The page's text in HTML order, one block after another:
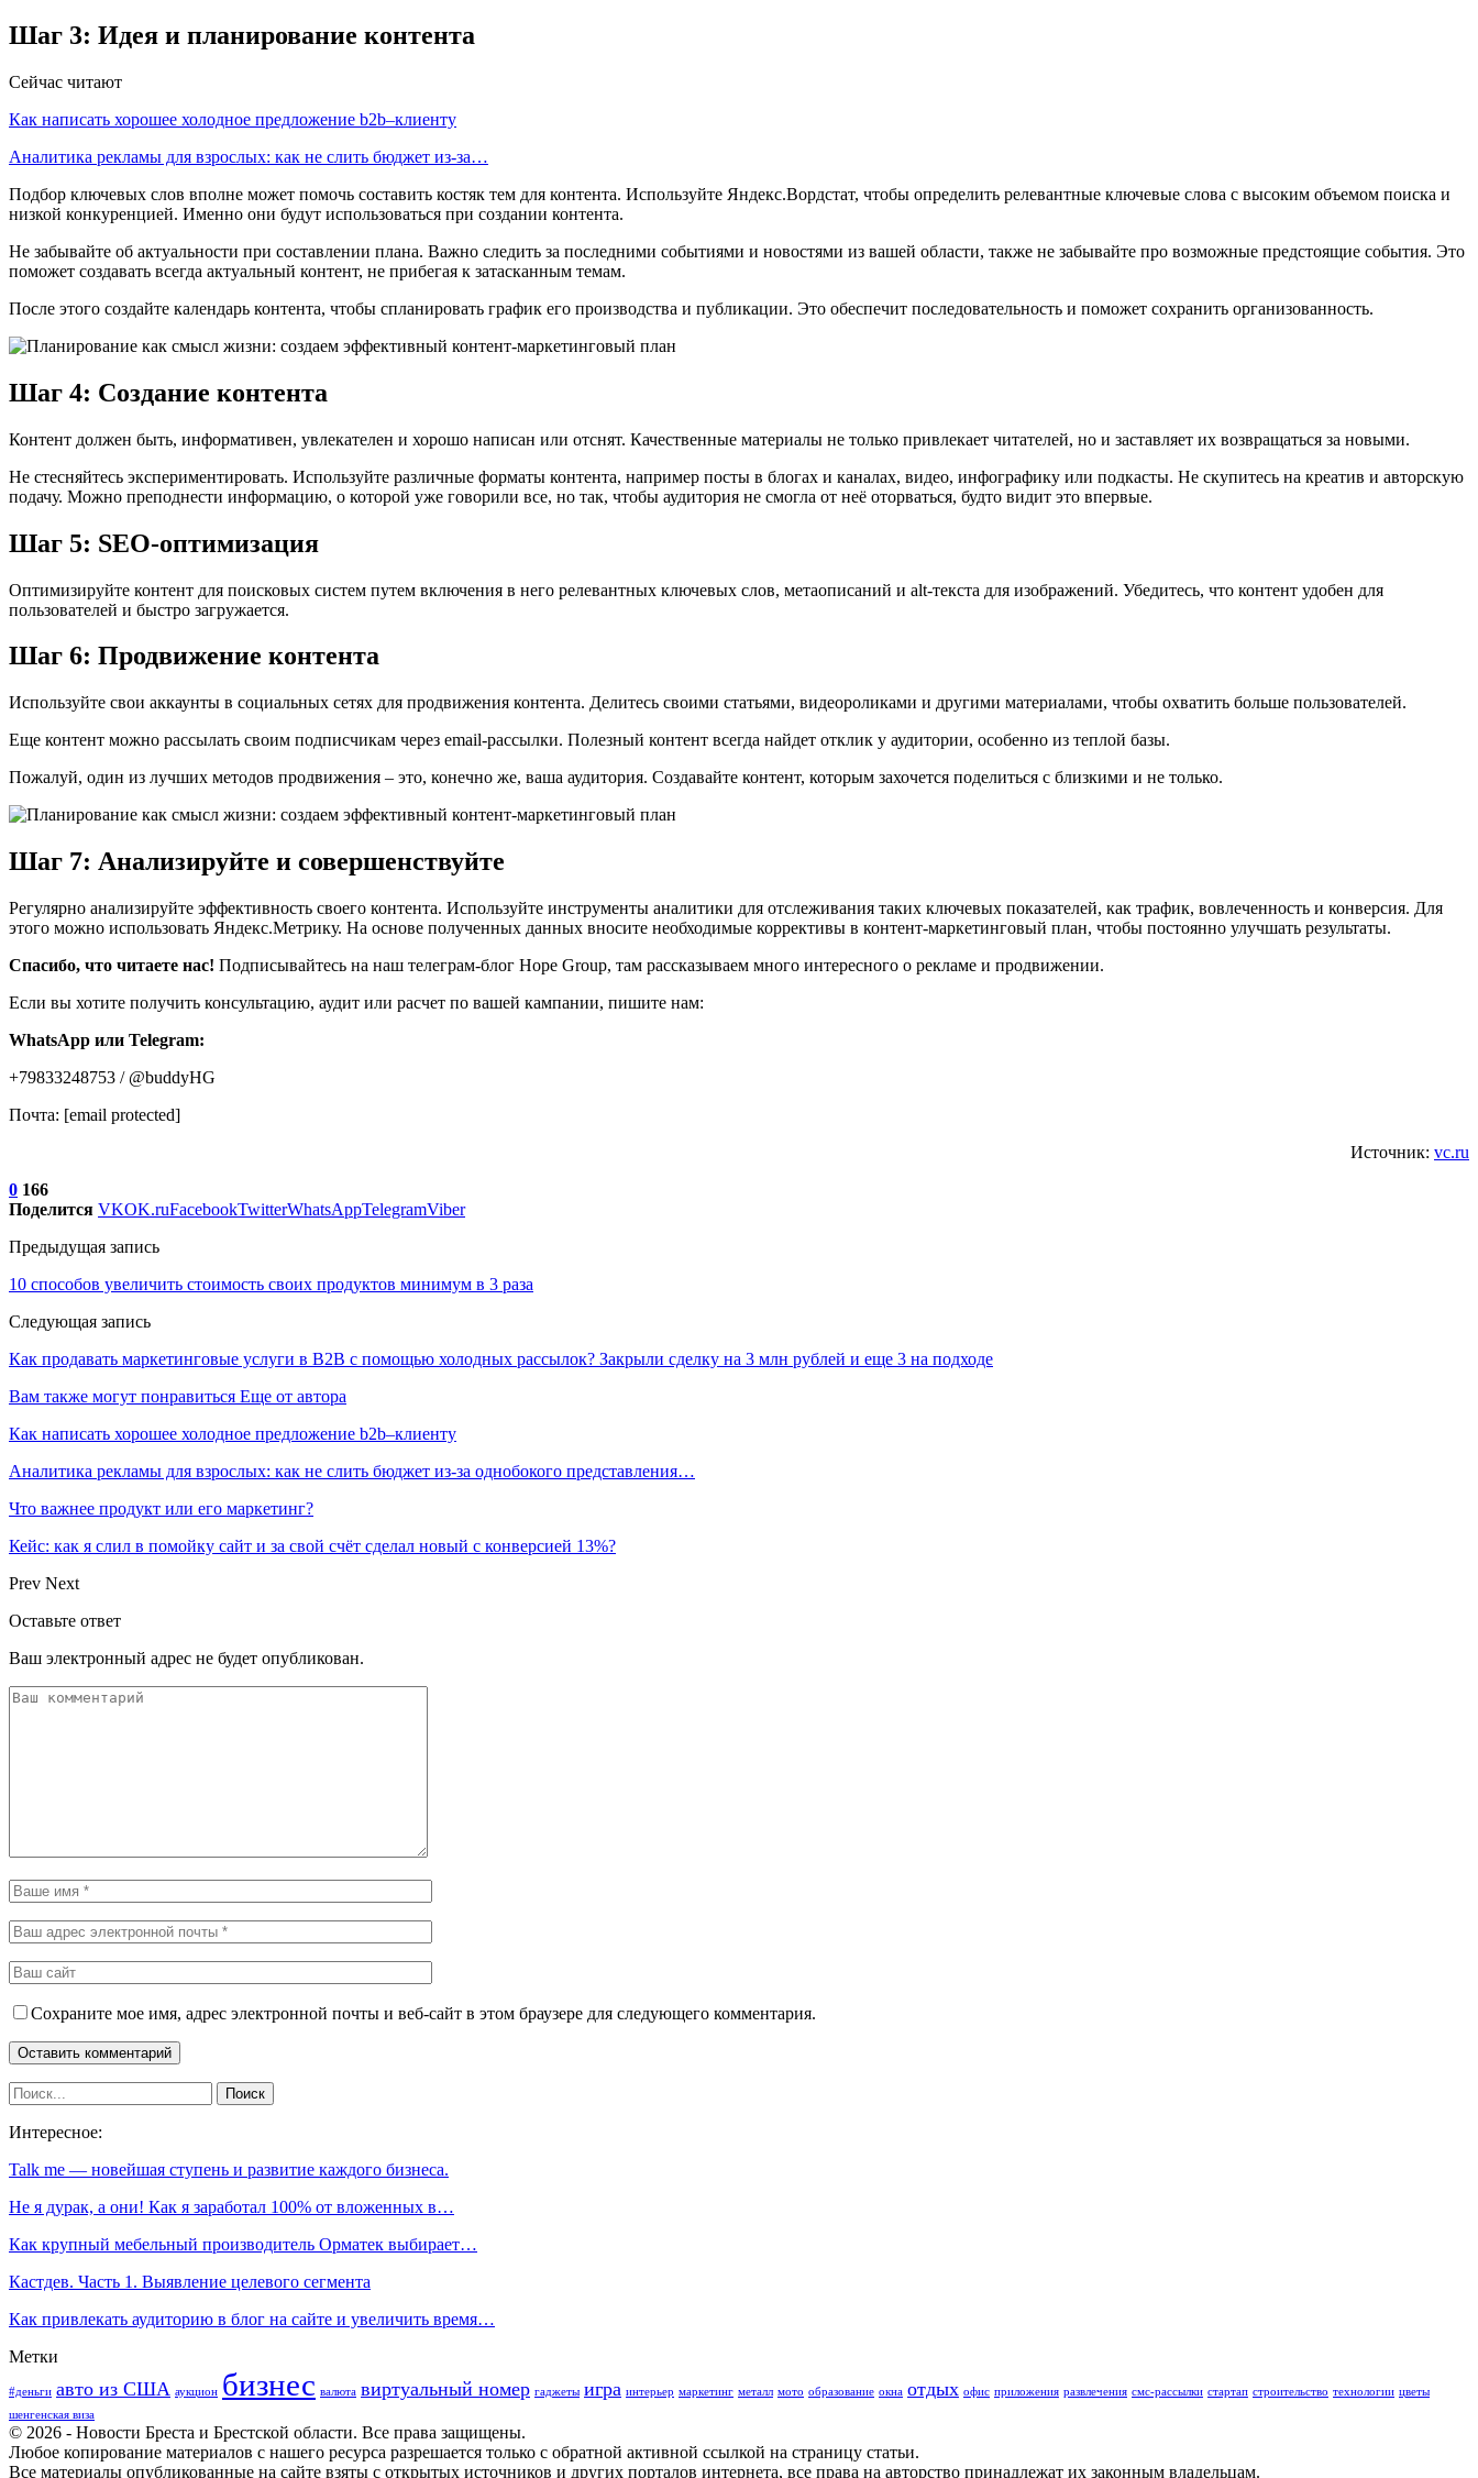
Шаг 3: Идея и планирование контента
Сейчас читают
Как написать хорошее холодное предложение b2b–клиенту
Аналитика рекламы для взрослых: как не слить бюджет из-за…
Подбор ключевых слов вполне может помочь составить костяк тем для контента. Используйте Яндекс.Вордстат, чтобы определить релевантные ключевые слова с высоким объемом поиска и
низкой конкуренцией. Именно они будут использоваться при создании контента.
Не забывайте об актуальности при составлении плана. Важно следить за последними событиями и новостями из вашей области, также не забывайте про возможные предстоящие события. Это
поможет создавать всегда актуальный контент, не прибегая к затасканным темам.
После этого создайте календарь контента, чтобы спланировать график его производства и публикации. Это обеспечит последовательность и поможет сохранить организованность.
Шаг 4: Создание контента
Контент должен быть, информативен, увлекателен и хорошо написан или отснят. Качественные материалы не только привлекает читателей, но и заставляет их возвращаться за новыми.
Не стесняйтесь экспериментировать. Используйте различные форматы контента, например посты в блогах и каналах, видео, инфографику или подкасты. Не скупитесь на креатив и авторскую
подачу. Можно преподнести информацию, о которой уже говорили все, но так, чтобы аудитория не смогла от неё оторваться, будто видит это впервые.
Шаг 5: SEO-оптимизация
Оптимизируйте контент для поисковых систем путем включения в него релевантных ключевых слов, метаописаний и alt-текста для изображений. Убедитесь, что контент удобен для
пользователей и быстро загружается.
Шаг 6: Продвижение контента
Используйте свои аккаунты в социальных сетях для продвижения контента. Делитесь своими статьями, видеороликами и другими материалами, чтобы охватить больше пользователей.
Еще контент можно рассылать своим подписчикам через email-рассылки. Полезный контент всегда найдет отклик у аудитории, особенно из теплой базы.
Пожалуй, один из лучших методов продвижения – это, конечно же, ваша аудитория. Создавайте контент, которым захочется поделиться с близкими и не только.
Шаг 7: Анализируйте и совершенствуйте
Регулярно анализируйте эффективность своего контента. Используйте инструменты аналитики для отслеживания таких ключевых показателей, как трафик, вовлеченность и конверсия. Для
этого можно использовать Яндекс.Метрику. На основе полученных данных вносите необходимые коррективы в контент-маркетинговый план, чтобы постоянно улучшать результаты.
Спасибо, что читаете нас! Подписывайтесь на наш телеграм-блог Hope Group, там рассказываем много интересного о рекламе и продвижении.
Если вы хотите получить консультацию, аудит или расчет по вашей кампании, пишите нам:
WhatsApp или Telegram:
+79833248753 / @buddyHG
Почта: [email protected]
Источник: vc.ru
0 166
Поделится VKOK.ruFacebookTwitterWhatsAppTelegramViber
Предыдущая запись
10 способов увеличить стоимость своих продуктов минимум в 3 раза
Следующая запись
Как продавать маркетинговые услуги в B2B с помощью холодных рассылок? Закрыли сделку на 3 млн рублей и еще 3 на подходе
Вам также могут понравиться Еще от автора
Как написать хорошее холодное предложение b2b–клиенту
Аналитика рекламы для взрослых: как не слить бюджет из-за однобокого представления…
Что важнее продукт или его маркетинг?
Кейс: как я слил в помойку сайт и за свой счёт сделал новый с конверсией 13%?
Prev Next
Оставьте ответ
Ваш электронный адрес не будет опубликован.
Сохраните мое имя, адрес электронной почты и веб-сайт в этом браузере для следующего комментария.
Интересное:
Talk me — новейшая ступень и развитие каждого бизнеса.
Не я дурак, а они! Как я заработал 100% от вложенных в…
Как крупный мебельный производитель Орматек выбирает…
Кастдев. Часть 1. Выявление целевого сегмента
Как привлекать аудиторию в блог на сайте и увеличить время…
Метки
#деньги авто из США аукцион бизнес валюта виртуальный номер гаджеты игра интерьер маркетинг металл мото образование окна отдых офис приложения развлечения смс-рассылки стартап строительство технологии цветы
шенгенская виза
© 2026 - Новости Бреста и Брестской области. Все права защищены.
Любое копирование материалов с нашего ресурса разрешается только с обратной активной ссылкой на страницу статьи.
Все материалы опубликованные на сайте взяты с открытых источников и других порталов интернета, все права на авторство принадлежат их законным владельцам.